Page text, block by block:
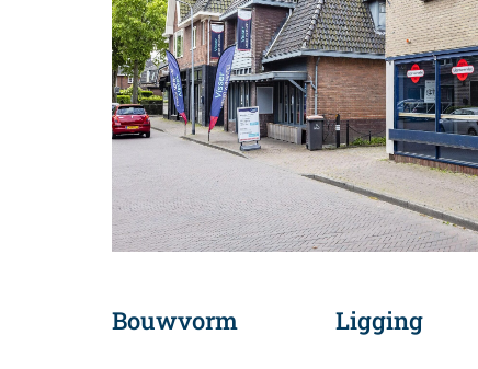
Bouwvorm Ligging